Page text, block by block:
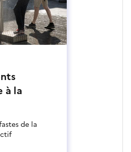
à la
de la